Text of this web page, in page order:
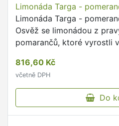
Limonáda Targa -
Limonáda Targa -
Osvěž se limonádou z
pomarančů, ktoré vyrostli
plnou sicílské
816,60 Kč
včetně DPH
Do